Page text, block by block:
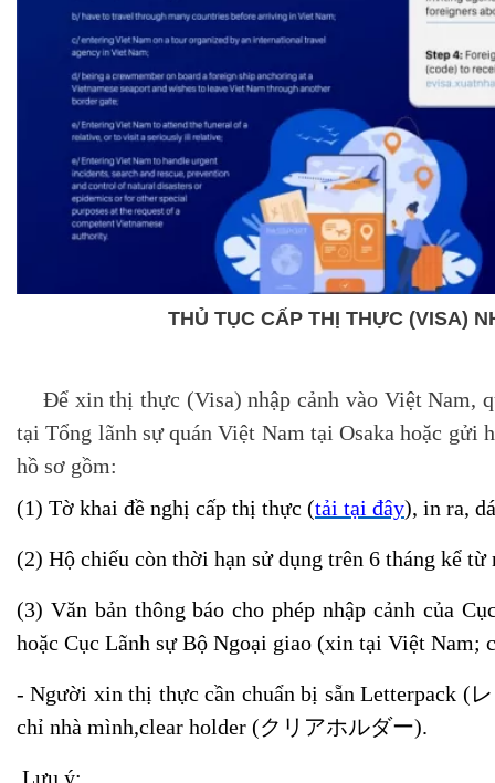
THỦ TỤC CẤP THỊ THỰC (VISA)
Để xin thị thực (Visa) nhập cảnh vào Việt Nam,
tại Tổng lãnh sự quán Việt Nam tại Osaka hoặc gửi
hồ sơ gồm:
(1) Tờ khai đề nghị cấp thị thực (tải tại đây), in ra,
(2) Hộ chiếu còn thời hạn sử dụng trên 6 tháng kể từ
(3) Văn bản thông báo cho phép nhập cảnh của
hoặc Cục Lãnh sự Bộ Ngoại giao (xin tại Việt Nam;
-Người xin thị thực cần chuẩn bị sẵn Letterpack (
chỉ nhà mình,clear holder (クリアホルダー).
Lưu ý: